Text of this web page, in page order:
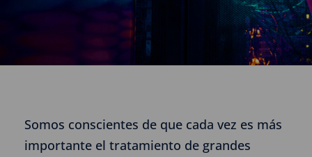
Somos conscientes de que cada vez es más
importante el tratamiento de grandes